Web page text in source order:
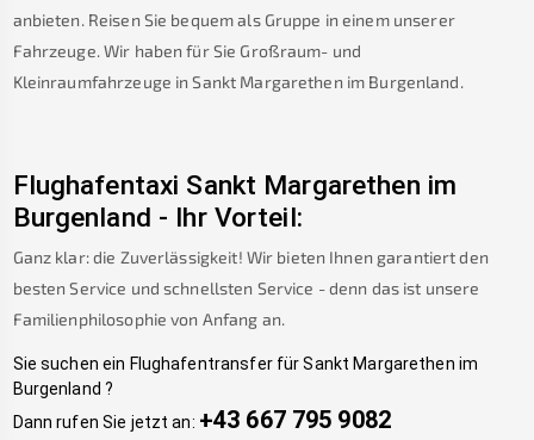
anbieten. Reisen Sie bequem als Gruppe in einem unserer
Fahrzeuge. Wir haben für Sie Großraum- und
Kleinraumfahrzeuge in Sankt Margarethen im Burgenland.
Flughafentaxi Sankt Margarethen im
Burgenland - Ihr Vorteil:
Ganz klar: die Zuverlässigkeit! Wir bieten Ihnen garantiert den
besten Service und schnellsten Service - denn das ist unsere
Familienphilosophie von Anfang an.
Sie suchen ein Flughafentransfer für Sankt Margarethen im
Burgenland ?
Dann rufen Sie jetzt an: +43 667 795 9082